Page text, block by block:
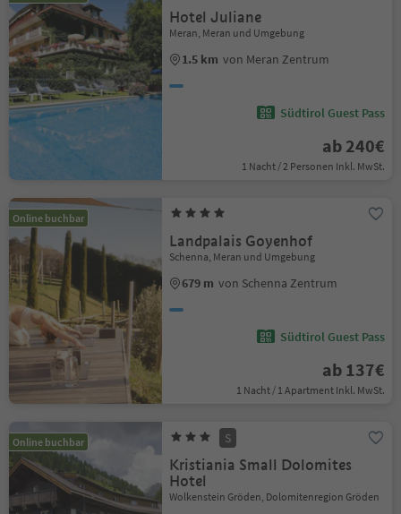
Hotel Juliane
Meran, Meran und Umgebung
1.5 km von Meran Zentrum
Südtirol Guest Pass
ab 240€
1 Nacht / 2 Personen Inkl. MwSt.
Online buchbar
Landpalais Goyenhof
Schenna, Meran und Umgebung
679 m von Schenna Zentrum
Südtirol Guest Pass
ab 137€
1 Nacht / 1 Apartment Inkl. MwSt.
Online buchbar S
Kristiania Small Dolomites
Hotel
Wolkenstein Gröden, Dolomitenregion Gröden